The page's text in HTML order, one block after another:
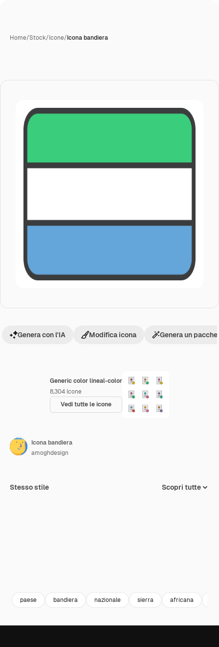
Home/Stock/Icone/Icona bandiera
Generic color lineal-color
8,304 Icone
Vedi tutte le icone
Genera con l'IA Modifica icona Genera un
Icona bandiera
amoghdesign
Stesso stile Scopri tutte
paese bandiera nazionale sierra africana